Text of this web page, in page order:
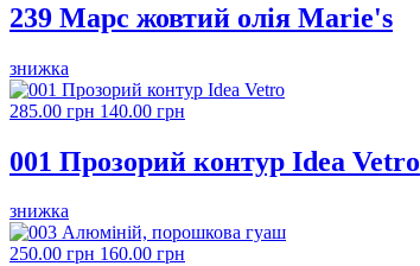
239 Марс жовтий олія Marie's
знижка
285.00 грн 140.00 грн
001 Прозорий контур Idea Vetro
знижка
250.00 грн 160.00 грн